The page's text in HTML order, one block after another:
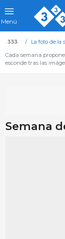
Menú
333
La foto de la
Cada semana
esconde tras las
Semana